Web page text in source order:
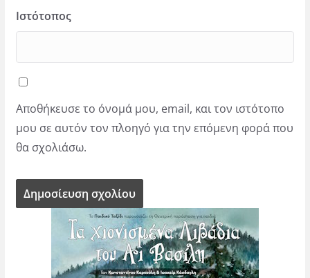
Ιστότοπος
Αποθήκευσε το όνομά μου, email, και τον ιστότοπο
μου σε αυτόν τον πλοηγό για την επόμενη φορά που
θα σχολιάσω.